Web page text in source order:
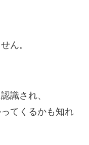
ん。
識され、
てくるかも知れ